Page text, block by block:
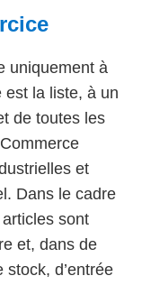
uniquement à
est la liste, à un
de toutes les
et
Dans le cadre
sont
et, dans de
d’entrée